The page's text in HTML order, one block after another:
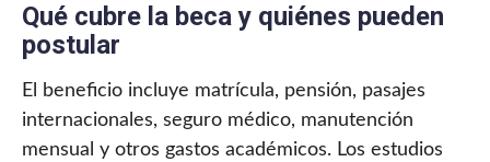
Qué cubre la beca y quiénes pueden
postular
El beneficio incluye matrícula, pensión, pasajes
internacionales, seguro médico, manutención
mensual y otros gastos académicos. Los estudios